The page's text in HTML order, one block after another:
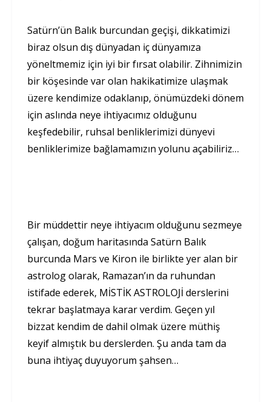
Satürn’ün Balık burcundan geçişi, dikkatimizi
biraz olsun dış dünyadan iç dünyamıza
yöneltmemiz için iyi bir fırsat olabilir. Zihnimizin
bir köşesinde var olan hakikatimize ulaşmak
üzere kendimize odaklanıp, önümüzdeki dö­nem
için aslında neye ihtiyacımız olduğunu
keşfedebilir, ruhsal benliklerimizi dünyevi
benliklerimize bağlamamızın yolunu açabiliriz…
Bir müddettir neye ihtiyacım olduğunu sezmeye
çalışan, doğum haritasında Satürn Balık
burcunda Mars ve Kiron ile birlikte yer alan bir
astrolog olarak, Ramazan’ın da ruhundan
istifade ederek, MİSTİK ASTROLOJİ derslerini
tekrar başlatmaya karar verdim. Geçen yıl
bizzat kendim de dahil olmak üzere müthiş
keyif almıştık bu derslerden. Şu anda tam da
buna ihtiyaç duyuyorum şahsen…